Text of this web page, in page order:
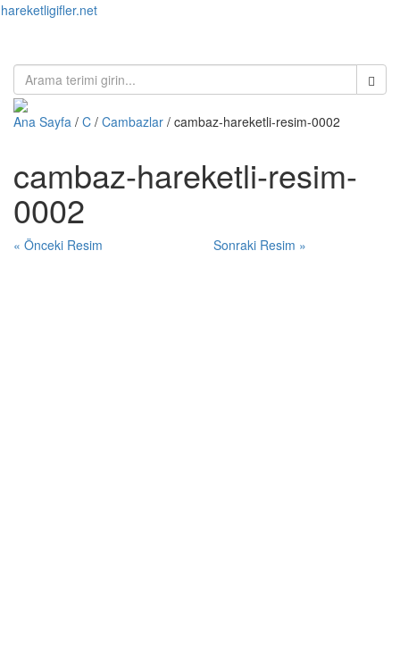
hareketligifler.net
Ana Sayfa / C / Cambazlar / cambaz-hareketli-resim-0002
cambaz-hareketli-resim-
0002
« Önceki Resim Sonraki Resim »